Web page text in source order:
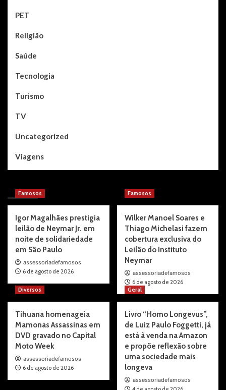
PET
Religião
Saúde
Tecnologia
Turismo
TV
Uncategorized
Viagens
You may have missed
Famosos
Igor Magalhães prestigia
leilão de Neymar Jr. em
noite de solidariedade
em São Paulo
assessoriadefamosos
6 de agosto de 2026
Famosos
Wilker Manoel Soares e
Thiago Michelasi fazem
cobertura exclusiva do
Leilão do Instituto
Neymar
assessoriadefamosos
6 de agosto de 2026
Diversos
Tihuana homenageia
Mamonas Assassinas em
DVD gravado no Capital
Moto Week
assessoriadefamosos
6 de agosto de 2026
Geral
Livro “Homo Longevus”,
de Luiz Paulo Foggetti, já
está à venda na Amazon
e propõe reflexão sobre
uma sociedade mais
longeva
assessoriadefamosos